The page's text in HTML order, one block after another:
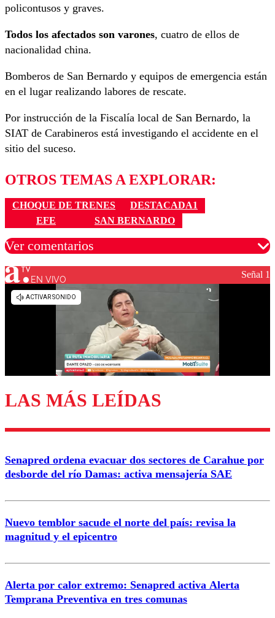
policontusos y graves.
Todos los afectados son varones, cuatro de ellos de
nacionalidad china.
Bomberos de San Bernardo y equipos de emergencia están
en el lugar realizando labores de rescate.
Por instrucción de la Fiscalía local de San Bernardo, la
SIAT de Carabineros está investigando el accidente en el
sitio del suceso.
OTROS TEMAS A EXPLORAR:
CHOQUE DE TRENES
DESTACADA1
EFE
SAN BERNARDO
Ver comentarios
Los comentarios son moderados para garantizar un
diálogo respetuoso.
Enviar comentario
EN VIVO Señal 1
LAS MÁS LEÍDAS
Senapred ordena evacuar dos sectores de Carahue por
desborde del río Damas: activa mensajería SAE
Nuevo temblor sacude el norte del país: revisa la
magnitud y el epicentro
Alerta por calor extremo: Senapred activa Alerta
Temprana Preventiva en tres comunas